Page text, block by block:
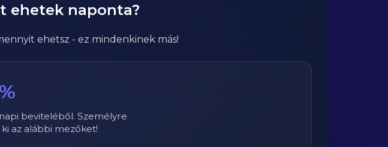
ehetek naponta?
ehetsz - ez mindenkinek más!
%
beviteléből. Személyre
az alábbi mezőket!